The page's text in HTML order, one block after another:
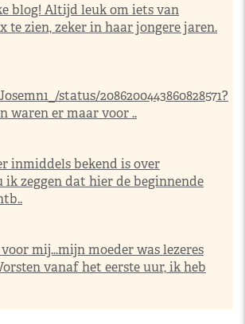
blog! Altijd leuk om iets van
te zien, zeker in haar jongere jaren.
status/2086200443860828571?
waren er maar voor ..
inmiddels bekend is over
ik zeggen dat hier de beginnende
mij…mijn moeder was lezeres
vanaf het eerste uur, ik heb